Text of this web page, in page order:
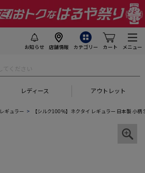
お知らせ 店舗情報 カテゴリー カート メニュー
レディース アウトレット
レギュラー 【シルク100％】ネクタイ レギュラー 日本製 小柄